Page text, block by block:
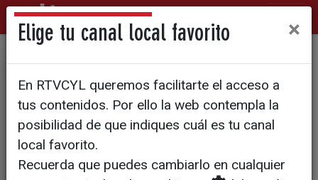
Las ingenierías agrarias no
son cosa de hombres
Coral, Carmen y María Jesús fueron de
Elige tu canal local favorito ×
En RTVCYL queremos facilitarte el acceso a
tus contenidos. Por ello la web contempla la
posibilidad de que indiques cuál es tu canal
local favorito.
Recuerda que puedes cambiarlo en cualquier